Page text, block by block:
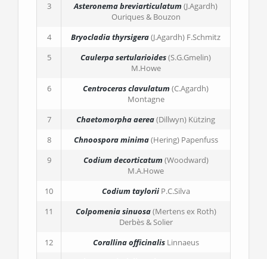
3
Asteronema breviarticulatum (J.Agardh)
Ouriques & Bouzon
4
Bryocladia thyrsigera(J.Agardh) F.Schmitz
5
Caulerpa sertularioides(S.G.Gmelin)
M.Howe
6
Centroceras clavulatum (C.Agardh)
Montagne
7
Chaetomorpha aerea(Dillwyn) Kützing
8
Chnoospora minima(Hering) Papenfuss
9
Codium decorticatum (Woodward)
M.A.Howe
10
Codium taylorii P.C.Silva
11
Colpomenia sinuosa(Mertens ex Roth)
Derbès & Solier
12
Corallina officinalis Linnaeus